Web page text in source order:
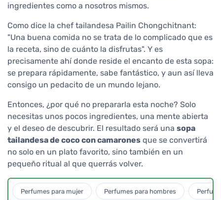
ingredientes como a nosotros mismos.
Como dice la chef tailandesa Pailin Chongchitnant:
"Una buena comida no se trata de lo complicado que es
la receta, sino de cuánto la disfrutas". Y es
precisamente ahí donde reside el encanto de esta sopa:
se prepara rápidamente, sabe fantástico, y aun así lleva
consigo un pedacito de un mundo lejano.
Entonces, ¿por qué no prepararla esta noche? Solo
necesitas unos pocos ingredientes, una mente abierta
y el deseo de descubrir. El resultado será una sopa
tailandesa de coco con camarones que se convertirá
no solo en un plato favorito, sino también en un
pequeño ritual al que querrás volver.
Perfumes para mujer Perfumes para hombres